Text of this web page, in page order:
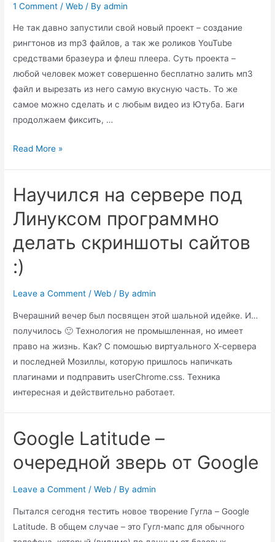
1 Comment /Web / Byadmin
Не так давно запустили свой новый проект – создание
рингтонов из mp3 файлов, а так же роликов YouTube
средствами бразеура и флеш плеера. Суть проекта –
любой человек может совершенно бесплатно залить мп3
файл и вырезать из него самую вкусную часть. То же
самое можно сделать и с любым видео из Ютуба. Баги
продолжаем фиксить, …
Создай
онлайн!
Read More »
Научился на сервере под
Линуксом программно
делать скриншоты сайтов
:)
Leave a Comment /Web / Byadmin
Вчерашний вечер был посвящен этой шальной идейке. И…
получилось 🙂 Технология не промышленная, но имеет
право на жизнь. Как? С помошью виртуального Х-сервера
и последней Мозиллы, которую пришлось напичкать
плагинами и подправить userChrome.css. Техника
интересная и действительно работает.
Google Latitude –
очередной зверь от Google
Leave a Comment /Web / Byadmin
Пытался сегодня тестить новое творение Гугла – Google
Latitude. В общем случае – это Гугл-мапс для обычного